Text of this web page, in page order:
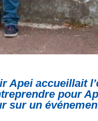
Apei accueillait
pour
sur un